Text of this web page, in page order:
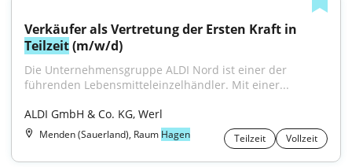
Teilzeit (m/w/d)
Die Unternehmensgruppe ALDI Nord ist einer der
führenden Lebensmitteleinzelhändler. Mit einer...
ALDI GmbH & Co. KG, Werl
Menden (Sauerland), Raum Hagen Teilzeit Vollzeit